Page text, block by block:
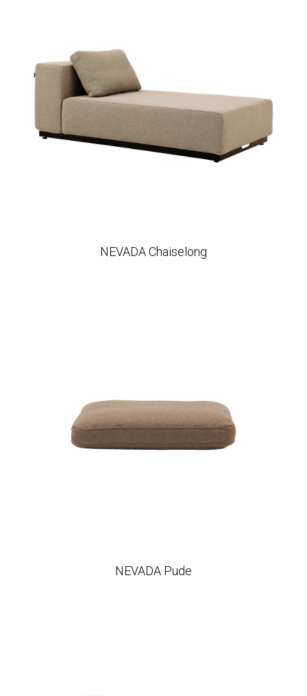
NEVADA Chaiselong
NEVADA Pude